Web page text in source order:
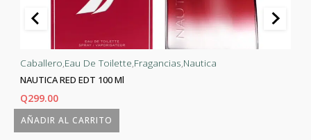
AÑADIR AL CARRITO
Caballero Eau De Toilette Fragancias Nautica
NAUTICA RED EDT 100 Ml
Q299.00